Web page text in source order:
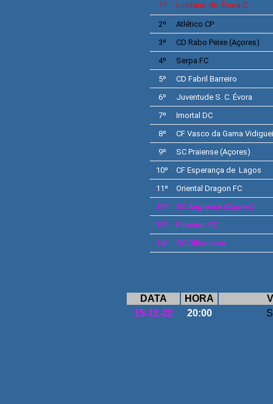
1º Lusitano de Évora C.
2º
Atlético CP
3º
CD Rabo Peixe (Açores)
4º
Serpa FC
5º
CD Fabril Barreiro
6º
Juventude S. C. Évora
7º
Imortal DC
8º
CF Vasco da Gama
9º
SC Praiense(Açores)
10º
CF Esperança de Lagos
11º
Oriental Dragon FC
12º
SC Angrense (Açores)
13º
Ferreiras FC
14º
SC Olhanense
DATA HORA
15-12-22
20:00